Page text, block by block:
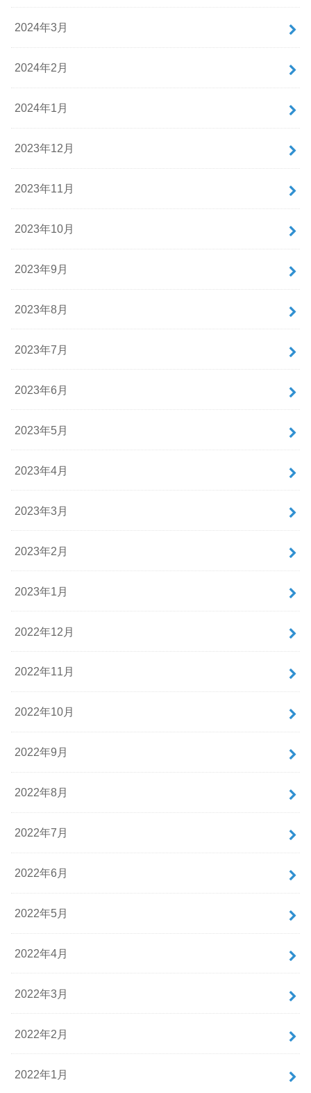
2024年3月
2024年2月
2024年1月
2023年12月
2023年11月
2023年10月
2023年9月
2023年8月
2023年7月
2023年6月
2023年5月
2023年4月
2023年3月
2023年2月
2023年1月
2022年12月
2022年11月
2022年10月
2022年9月
2022年8月
2022年7月
2022年6月
2022年5月
2022年4月
2022年3月
2022年2月
2022年1月